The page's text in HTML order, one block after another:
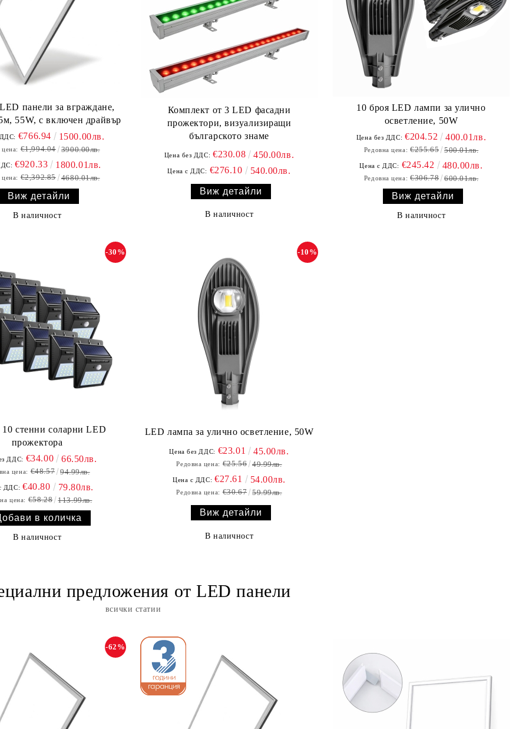
панели за вграждане,
55W, с включен драйвър
€766.94 1500.00лв.
€1,994.04 3900.00лв.
€920.33 1800.01лв.
€2,392.85 4680.01лв.
Виж детайли
В наличност
Комплект от 3 LED фасадни
прожектори, визуализиращи
българското знаме
Цена без ДДС: €230.08 450.00лв.
Цена с ДДС: €276.10 540.00лв.
Виж детайли
В наличност
10 броя LED лампи за улично
осветление, 50W
Цена без ДДС: €204.52 400.01лв.
Редовна цена: €255.65 500.01лв.
Цена с ДДС: €245.42 480.00лв.
Редовна цена: €306.78 600.01лв.
Виж детайли
В наличност
стенни соларни LED
прожектора
-30%
ДДС: €34.00 66.50лв.
цена: €48.57 94.99лв.
ДДС: €40.80 79.80лв.
цена: €58.28 113.99лв.
В наличност
LED лампа за улично осветление, 50W
-10%
Цена без ДДС: €23.01 45.00лв.
Редовна цена: €25.56 49.99лв.
Цена с ДДС: €27.61 54.00лв.
Редовна цена: €30.67 59.99лв.
Виж детайли
В наличност
предложения от LED панели
всички статии
-62%